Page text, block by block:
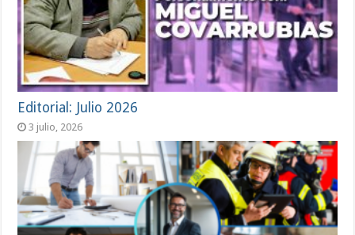
Editorial: Julio 2026
3 julio, 2026